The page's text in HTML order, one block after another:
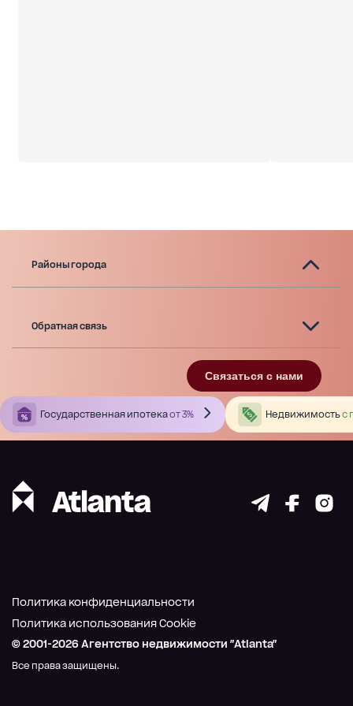
Районы города
Обратная связь
Связаться с нами
Государственная ипотекаот 3% Недвижимостьс
© 2001-2026 Агентство недвижимости "Atlanta"
Все права защищены.
Политика конфиденциальности
Политика использования Cookie